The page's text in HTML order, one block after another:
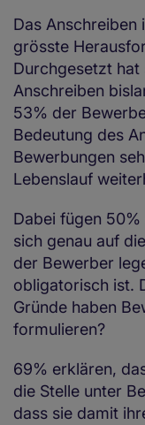
Das
grösste
Durchgesetzt hat
Anschreiben
53% der
Bedeutung des
Bewerbungen
Lebenslauf
Dabei fügen
sich genau auf
der Bewerber
obligatorisch ist.
Gründe haben
formulieren?
69% erklären,
die Stelle unter
dass sie damit